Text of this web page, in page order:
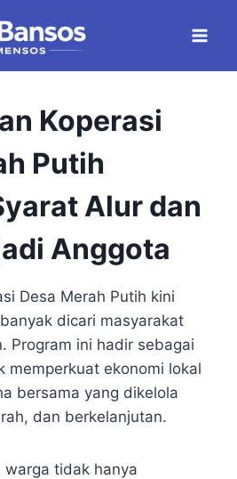
Koperasi
Putih
Alur dan
Anggota
Desa Merah Putih kini
dicari masyarakat
Program ini hadir sebagai
memperkuat ekonomi lokal
bersama yang dikelola
dan berkelanjutan.
warga tidak hanya